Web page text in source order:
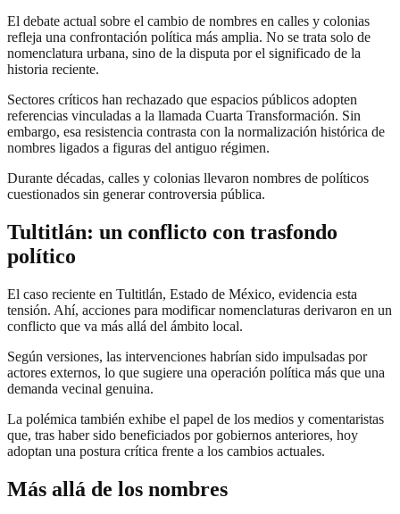
El debate actual sobre el cambio de nombres en calles y colonias
refleja una confrontación política más amplia. No se trata solo de
nomenclatura urbana, sino de la disputa por el significado de la
historia reciente.
Sectores críticos han rechazado que espacios públicos adopten
referencias vinculadas a la llamada Cuarta Transformación. Sin
embargo, esa resistencia contrasta con la normalización histórica de
nombres ligados a figuras del antiguo régimen.
Durante décadas, calles y colonias llevaron nombres de políticos
cuestionados sin generar controversia pública.
Tultitlán: un conflicto con trasfondo
político
El caso reciente en Tultitlán, Estado de México, evidencia esta
tensión. Ahí, acciones para modificar nomenclaturas derivaron en un
conflicto que va más allá del ámbito local.
Según versiones, las intervenciones habrían sido impulsadas por
actores externos, lo que sugiere una operación política más que una
demanda vecinal genuina.
La polémica también exhibe el papel de los medios y comentaristas
que, tras haber sido beneficiados por gobiernos anteriores, hoy
adoptan una postura crítica frente a los cambios actuales.
Más allá de los nombres